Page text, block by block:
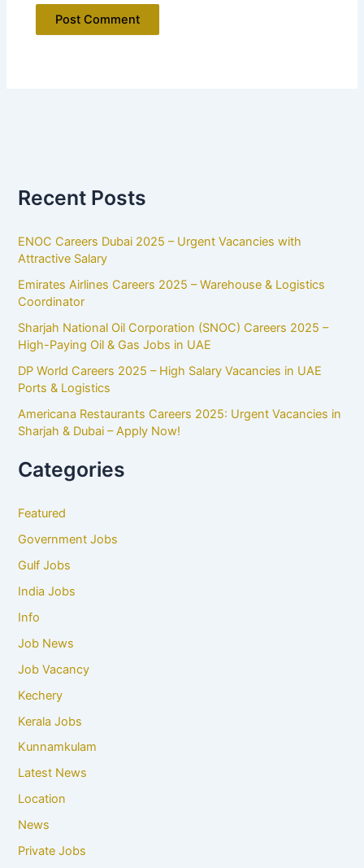
Recent Posts
ENOC Careers Dubai 2025 – Urgent Vacancies with
Attractive Salary
Emirates Airlines Careers 2025 – Warehouse & Logistics
Coordinator
Sharjah National Oil Corporation (SNOC) Careers 2025 –
High-Paying Oil & Gas Jobs in UAE
DP World Careers 2025 – High Salary Vacancies in UAE
Ports & Logistics
Americana Restaurants Careers 2025: Urgent Vacancies in
Sharjah & Dubai – Apply Now!
Categories
Featured
Government Jobs
Gulf Jobs
India Jobs
Info
Job News
Job Vacancy
Kechery
Kerala Jobs
Kunnamkulam
Latest News
Location
News
Private Jobs